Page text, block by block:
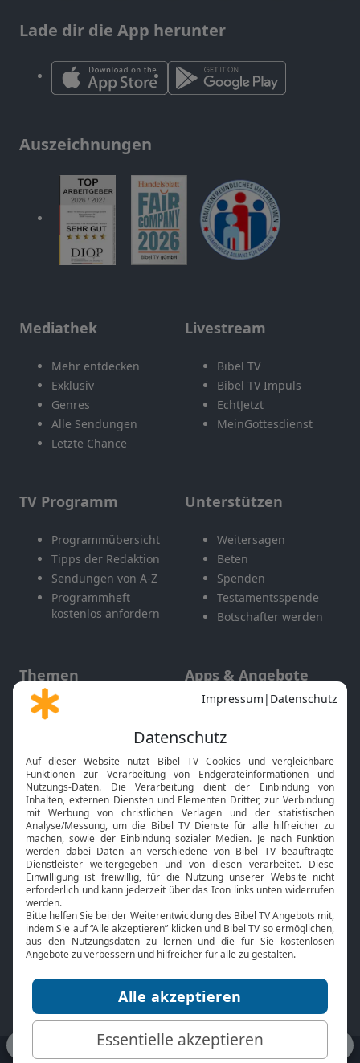
Lade dir die App herunter
Auszeichnungen
Mediathek
Mehr entdecken
Exklusiv
Genres
Alle Sendungen
Letzte Chance
Livestream
Bibel TV
Bibel TV Impuls
EchtJetzt
MeinGottesdienst
TV Programm
Programmübersicht
Tipps der Redaktion
Sendungen von A-Z
Programmheft
kostenlos anfordern
Unterstützen
Weitersagen
Beten
Spenden
Testamentsspende
Botschafter werden
Themen
Gott und Bibel erklärt
Neuigkeiten
Apps & Angebote
Mobile App
Smart TV
HbbTV
Bibelthek Online-Bibel
Nächster Gottesdienst
Bibel TV
Über uns
Jobs
Mediadaten
Service
Kontakt
TV-Empfang
bibeltv.de: Impressum Datenschutz